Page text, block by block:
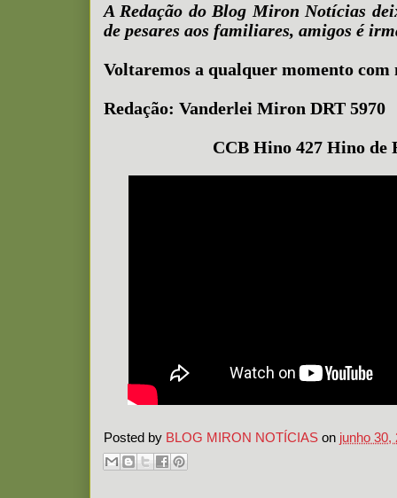
A Redação do Blog Miron Notícias
de pesares aos familiares, amigos é
Voltaremos a qualquer momento
Redação: Vanderlei Miron DRT 5970
CCB Hino 427 Hino de
Posted by BLOG MIRON NOTÍCIAS on junho 30,